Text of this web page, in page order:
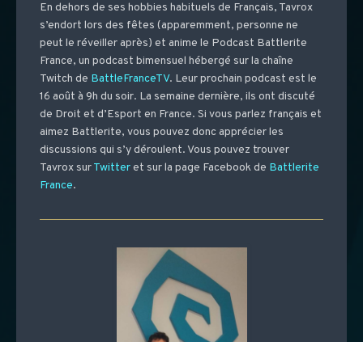
En dehors de ses hobbies habituels de Français, Tavrox
s’endort lors des fêtes (apparemment, personne ne
peut le réveiller après) et anime le Podcast Battlerite
France, un podcast bimensuel hébergé sur la chaîne
Twitch de BattleFranceTV. Leur prochain podcast est le
16 août à 9h du soir. La semaine dernière, ils ont discuté
de Droit et d’Esport en France. Si vous parlez français et
aimez Battlerite, vous pouvez donc apprécier les
discussions qui s’y déroulent. Vous pouvez trouver
Tavrox surTwitteret sur la page Facebook de Battlerite
France.